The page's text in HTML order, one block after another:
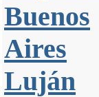
Buenos
Aires
Luján